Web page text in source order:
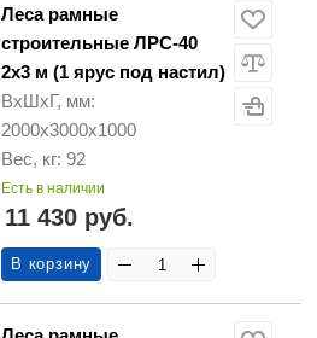
Леса рамные
строительные ЛРС-40
2х3 м (1 ярус под настил)
ВхШхГ, мм:
2000х3000х1000
Вес, кг: 92
Есть в наличии
11 430 руб.
В корзину